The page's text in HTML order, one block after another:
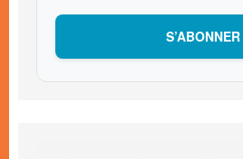
S’ABONNER